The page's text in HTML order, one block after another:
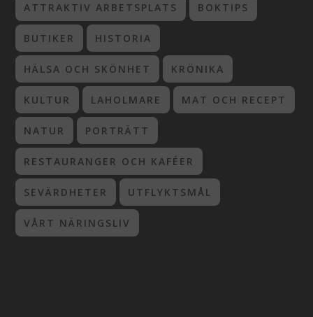
ATTRAKTIV ARBETSPLATS BOKTIPS
BUTIKER HISTORIA
HÄLSA OCH SKÖNHET KRÖNIKA
KULTUR LAHOLMARE MAT OCH RECEPT
NATUR PORTRÄTT
RESTAURANGER OCH KAFÉER
SEVÄRDHETER UTFLYKTSMÅL
VÅRT NÄRINGSLIV